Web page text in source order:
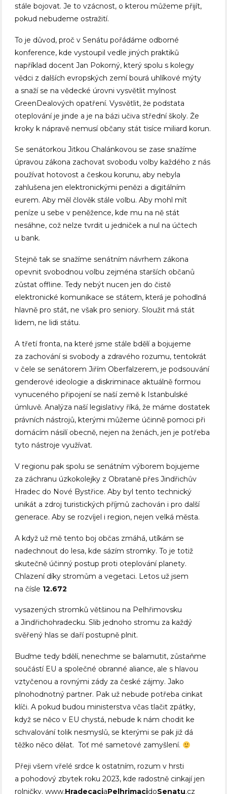
stále bojovat. Je to vzácnost, o kterou můžeme přijít,
pokud nebudeme ostražití.
To je důvod, proč v Senátu pořádáme odborné
konference, kde vystoupil vedle jiných praktiků
například docent Jan Pokorný, který spolu s kolegy
vědci z dalších evropských zemí bourá uhlíkové mýty
a snaží se na vědecké úrovni vysvětlit mylnost
GreenDealových opatření. Vysvětlit, že podstata
oteplování je jinde a je na bázi učiva střední školy. Že
kroky k nápravě nemusí občany stát tisíce miliard korun.
Se senátorkou Jitkou Chalánkovou se zase snažíme
úpravou zákona zachovat svobodu volby každého z nás
používat hotovost a českou korunu, aby nebyla
zahlušena jen elektronickými penězi a digitálním
eurem. Aby měl člověk stále volbu. Aby mohl mít
peníze u sebe v peněžence, kde mu na ně stát
nesáhne, což nelze tvrdit u jedniček a nul na účtech
u bank.
Stejně tak se snažíme senátním návrhem zákona
opevnit svobodnou volbu zejména starších občanů
zůstat offline. Tedy nebýt nucen jen do čistě
elektronické komunikace se státem, která je pohodlná
hlavně pro stát, ne však pro seniory. Sloužit má stát
lidem, ne lidi státu.
A třetí fronta, na které jsme stále bdělí a bojujeme
za zachování si svobody a zdravého rozumu, tentokrát
v čele se senátorem Jiřím Oberfalzerem, je podsouvání
genderové ideologie a diskriminace aktuálně formou
vynuceného připojení se naší země k Istanbulské
úmluvě. Analýza naší legislativy říká, že máme dostatek
právních nástrojů, kterými můžeme účinně pomoci při
domácím násilí obecně, nejen na ženách, jen je potřeba
tyto nástroje využívat.
V regionu pak spolu se senátním výborem bojujeme
za záchranu úzkokolejky z Obrataně přes Jindřichův
Hradec do Nové Bystřice. Aby byl tento technický
unikát a zdroj turistických příjmů zachován i pro další
generace. Aby se rozvíjel i region, nejen velká města.
A když už mě tento boj občas zmáhá, utíkám se
nadechnout do lesa, kde sázím stromky. To je totiž
skutečně účinný postup proti oteplování planety.
Chlazení díky stromům a vegetaci. Letos už jsem
na čísle 12.672
vysazených stromků většinou na Pelhřimovsku
a Jindřichohradecku. Slib jednoho stromu za každý
svěřený hlas se daří postupně plnit.
Buďme tedy bdělí, nenechme se balamutit, zůstaňme
součástí EU a společné obranné aliance, ale s hlavou
vztyčenou a rovnými zády za české zájmy. Jako
plnohodnotný partner. Pak už nebude potřeba cinkat
klíči. A pokud budou ministerstva včas tlačit zpátky,
když se něco v EU chystá, nebude k nám chodit ke
schvalování tolik nesmyslů, se kterými se pak již dá
těžko něco dělat. Toť mé sametové zamyšlení.
Přeji všem vřelé srdce k ostatním, rozum v hrsti
a pohodový zbytek roku 2023, kde radostně cinkají jen
rolničky.www.HradecaciaPelhrimacidoSenatu.cz